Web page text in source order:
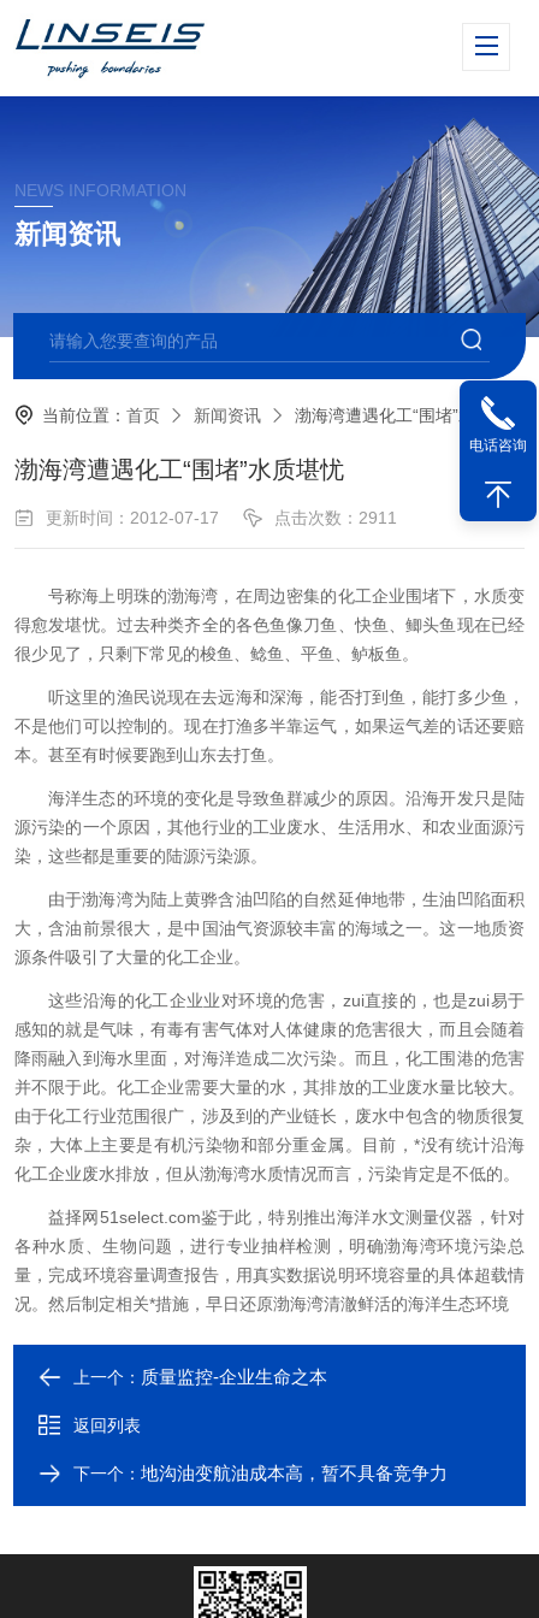
NEWS INFORMATION
新闻资讯
当前位置：首页 新闻资讯 渤海湾遭遇化工“围堵”水质堪忧
渤海湾遭遇化工“围堵”水质堪忧
更新时间：2012-07-17 点击次数：2911
号称海上明珠的渤海湾，在周边密集的化工企业围堵下，水质变
得愈发堪忧。过去种类齐全的各色鱼像刀鱼、快鱼、鲫头鱼现在已经
很少见了，只剩下常见的梭鱼、鲶鱼、平鱼、鲈板鱼。
听这里的渔民说现在去远海和深海，能否打到鱼，能打多少鱼，
不是他们可以控制的。现在打渔多半靠运气，如果运气差的话还要赔
本。甚至有时候要跑到山东去打鱼。
海洋生态的环境的变化是导致鱼群减少的原因。沿海开发只是陆
源污染的一个原因，其他行业的工业废水、生活用水、和农业面源污
染，这些都是重要的陆源污染源。
由于渤海湾为陆上黄骅含油凹陷的自然延伸地带，生油凹陷面积
大，含油前景很大，是中国油气资源较丰富的海域之一。这一地质资
源条件吸引了大量的化工企业。
这些沿海的化工企业业对环境的危害，zui直接的，也是zui易于
感知的就是气味，有毒有害气体对人体健康的危害很大，而且会随着
降雨融入到海水里面，对海洋造成二次污染。而且，化工围港的危害
并不限于此。化工企业需要大量的水，其排放的工业废水量比较大。
由于化工行业范围很广，涉及到的产业链长，废水中包含的物质很复
杂，大体上主要是有机污染物和部分重金属。目前，*没有统计沿海
化工企业废水排放，但从渤海湾水质情况而言，污染肯定是不低的。
益择网 51select.com鉴于此，特别推出海洋水文测量仪器，针对
各种水质、生物问题，进行专业抽样检测，明确渤海湾环境污染总
量，完成环境容量调查报告，用真实数据说明环境容量的具体超载情
况。然后制定相关*措施，早日还原渤海湾清澈鲜活的海洋生态环境
上一个： 质量监控-企业生命之本
返回列表
下一个：地沟油变航油成本高，暂不具备竞争力
电话咨询